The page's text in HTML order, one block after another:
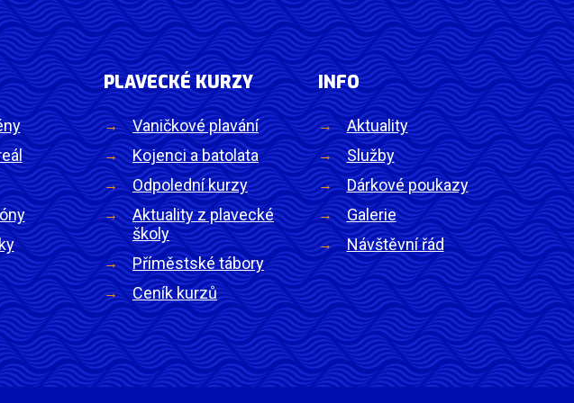
PLAVECKÉ KURZY
Vaničkové plavání
Kojenci a batolata
Odpolední kurzy
Aktuality z plavecké
školy
Příměstské tábory
Ceník kurzů
INFO
Aktuality
Služby
Dárkové poukazy
Galerie
Návštěvní řád